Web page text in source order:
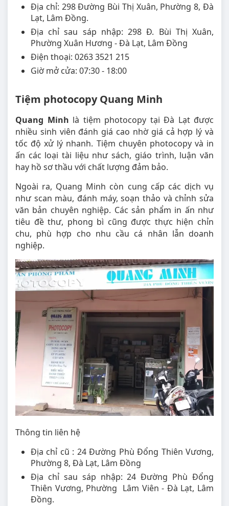
Địa chỉ: 298 Đường Bùi Thị Xuân, Phường 8, Đà
Lạt, Lâm Đồng.
Địa chỉ sau sáp nhập: 298 Đ. Bùi Thị Xuân,
Phường Xuân Hương - Đà Lạt, Lâm Đồng
Điện thoại: 0263 3521 215
Giờ mở cửa: 07:30 - 18:00
Tiệm photocopy Quang Minh
Quang Minh là tiệm photocopy tại Đà Lạt được
nhiều sinh viên đánh giá cao nhờ giá cả hợp lý và
tốc độ xử lý nhanh. Tiệm chuyên photocopy và in
ấn các loại tài liệu như sách, giáo trình, luận văn
hay hồ sơ thầu với chất lượng đảm bảo.
Ngoài ra, Quang Minh còn cung cấp các dịch vụ
như scan màu, đánh máy, soạn thảo và chỉnh sửa
văn bản chuyên nghiệp. Các sản phẩm in ấn như
tiêu đề thư, phong bì cũng được thực hiện chỉn
chu, phù hợp cho nhu cầu cá nhân lẫn doanh
nghiệp.
Thông tin liên hệ
Địa chỉ cũ : 24 Đường Phù Đổng Thiên Vương,
Phường 8, Đà Lạt, Lâm Đồng
Địa chỉ sau sáp nhập: 24 Đường Phù Đổng
Thiên Vương, Phường Lâm Viên - Đà Lạt, Lâm
Đồng.